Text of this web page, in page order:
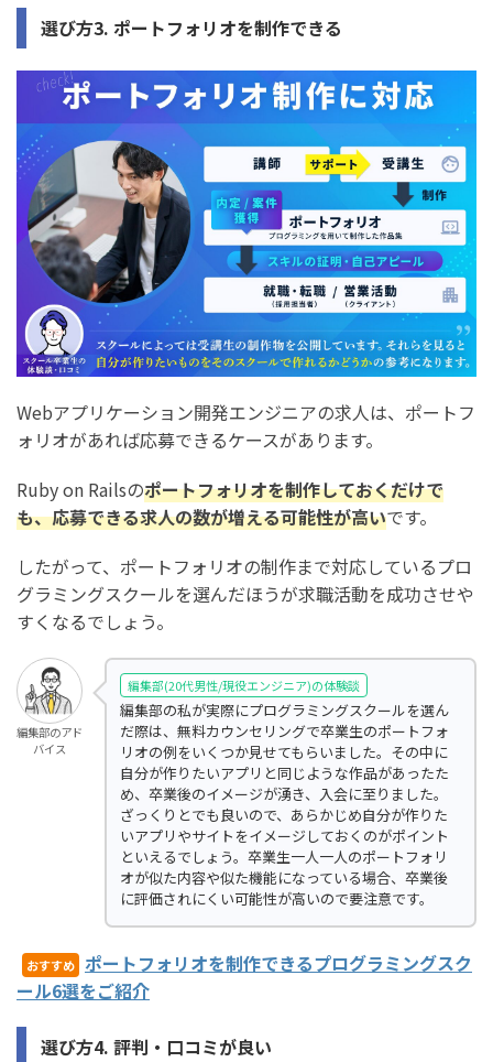
選び方3. ポートフォリオを制作できる
Webアプリケーション開発エンジニアの求人は、ポートフ
ォリオがあれば応募できるケースがあります。
Ruby on Railsのポートフォリオを制作しておくだけで
も、応募できる求人の数が増える可能性が高いです。
したがって、ポートフォリオの制作まで対応しているプロ
グラミングスクールを選んだほうが求職活動を成功させや
すくなるでしょう。
編集部のアド
バイス
編集部(20代男性/現役エンジニア)の体験談
編集部の私が実際にプログラミングスクールを選ん
だ際は、無料カウンセリングで卒業生のポートフォ
リオの例をいくつか見せてもらいました。その中に
自分が作りたいアプリと同じような作品があったた
め、卒業後のイメージが湧き、入会に至りました。
ざっくりとでも良いので、あらかじめ自分が作りた
いアプリやサイトをイメージしておくのがポイント
といえるでしょう。卒業生一人一人のポートフォリ
オが似た内容や似た機能になっている場合、卒業後
に評価されにくい可能性が高いので要注意です。
おすすめ
ポートフォリオを制作できるプログラミングスク
ール6選をご紹介
選び方4. 評判・口コミが良い